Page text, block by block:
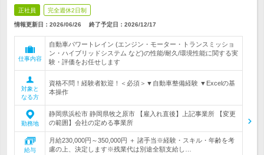
正社員 完全週休2日制
情報更新日：2026/06/26 終了予定日： 2026/12/17
仕事内容
自動車パワートレイン (エンジン・モーター・トランスミッショ
ン・ハイブリッドシステム など)の性能/耐久/環境性能に関する実
験・評価をお任せします
対象と
なる方
資格不問！経験者歓迎！＜必須＞▼自動車整備経験 ▼Excelの基
本操作
勤務地
静岡県浜松市 静岡県牧之原市 【雇入れ直後】上記事業所 【変更
の範囲】会社の定める事業所
給与
月給230,000円～350,000円 ＋ 諸手当※経験・スキル・年齢を考
慮の上、決定します※残業代は別途全額支給し…